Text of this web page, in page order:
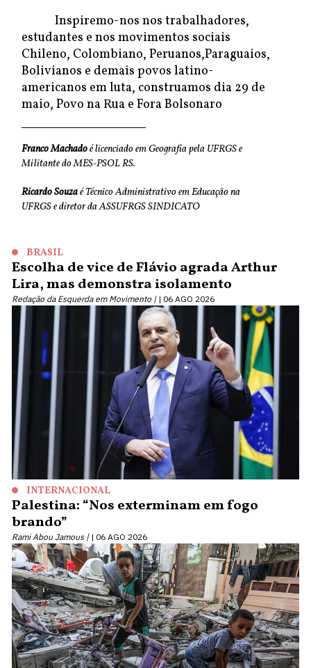
Inspiremo-nos nos trabalhadores,
estudantes e nos movimentos sociais
Chileno, Colombiano, Peruanos,Paraguaios,
Bolivianos e demais povos latino-
americanos em luta, construamos dia 29 de
maio, Povo na Rua e Fora Bolsonaro
Franco Machadoé licenciado em Geografia pela UFRGS e
Militante do MES-PSOL RS.
Ricardo Souzaé Técnico Administrativo em Educação na
UFRGS e diretor da ASSUFRGS SINDICATO
BRASIL
Escolha de vice de Flávio agrada Arthur
Lira, mas demonstra isolamento
Redação da Esquerda em Movimento | 06 AGO 2026
INTERNACIONAL
Palestina: “Nos exterminam em fogo
brando”
Rami Abou Jamous | 06 AGO 2026